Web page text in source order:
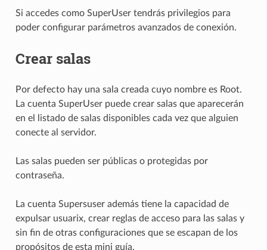
Si accedes como SuperUser tendrás privilegios para
poder configurar parámetros avanzados de conexión.
Crear salas
Por defecto hay una sala creada cuyo nombre es Root.
La cuenta SuperUser puede crear salas que aparecerán
en el listado de salas disponibles cada vez que alguien
conecte al servidor.
Las salas pueden ser públicas o protegidas por
contraseña.
La cuenta Supersuser además tiene la capacidad de
expulsar usuarix, crear reglas de acceso para las salas y
sin fin de otras configuraciones que se escapan de los
propósitos de esta mini guía.